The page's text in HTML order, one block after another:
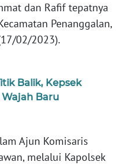
dan Rafif tepatnya
Penanggalan,
02/2023).
Balik, Kepsek
Baru
Ajun Komisaris
melalui Kapolsek